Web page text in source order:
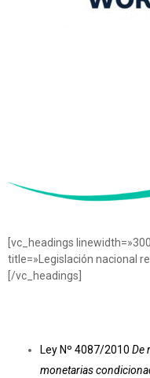
[vc_headings
title=»Legislación nacional
[/vc_headings]
Ley Nº 4087/2010 De
monetarias